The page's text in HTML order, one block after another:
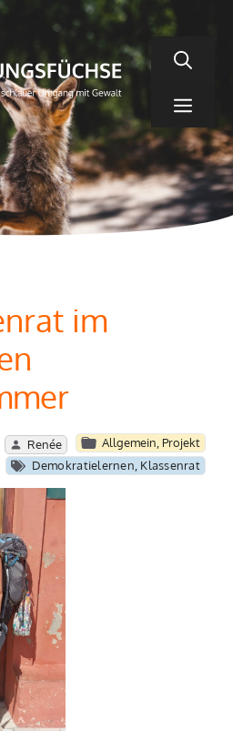
im
Renée Allgemein, Projekt
Demokratielernen, Klassenrat